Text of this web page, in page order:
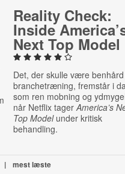
Reality Check:
Inside
Next Top Model
Det, der skulle være benhård
branchetræning, fremstår i
som ren mobning og
når Netflix tagerAmerica’s
Top Modelunder kritisk
behandling.
| mest læste